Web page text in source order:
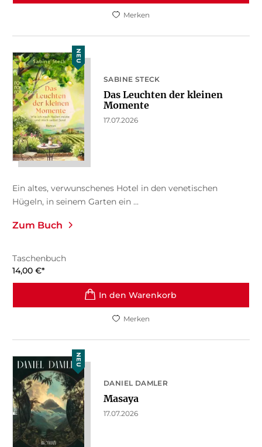
Merken
NEU
SABINE STECK
Das Leuchten der kleinen
Momente
17.07.2026
Ein altes, verwunschenes Hotel in den venetischen
Hügeln, in seinem Garten ein ...
Zum Buch
Taschenbuch
14,00 €*
In den Warenkorb
Merken
NEU
DANIEL DAMLER
Masaya
17.07.2026